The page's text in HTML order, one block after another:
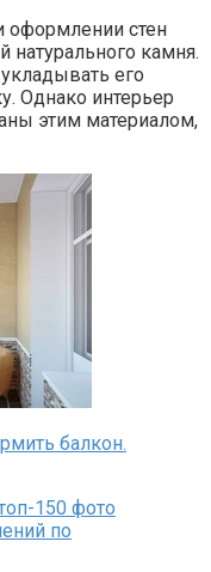
оформлении стен
натурального камня.
его
Однако интерьер
этим материалом,